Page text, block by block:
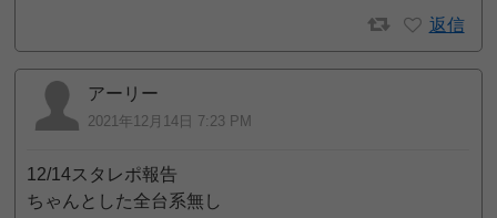
返信
アーリー
2021年12月14日 7:23 PM
12/14スタレポ報告
ちゃんとした全台系無し